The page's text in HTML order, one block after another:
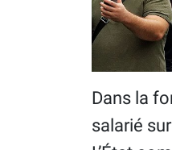
Dans la
salarié